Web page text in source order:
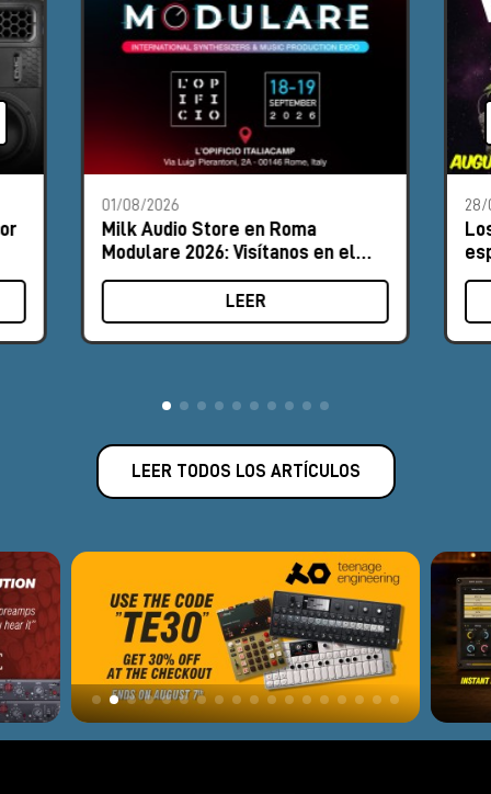
01/08/2026
Milk Audio Store en Roma
Modulare 2026: Visítanos en el
Stand n.º 8
LEER
28/
LEER TODOS LOS ARTÍCULOS